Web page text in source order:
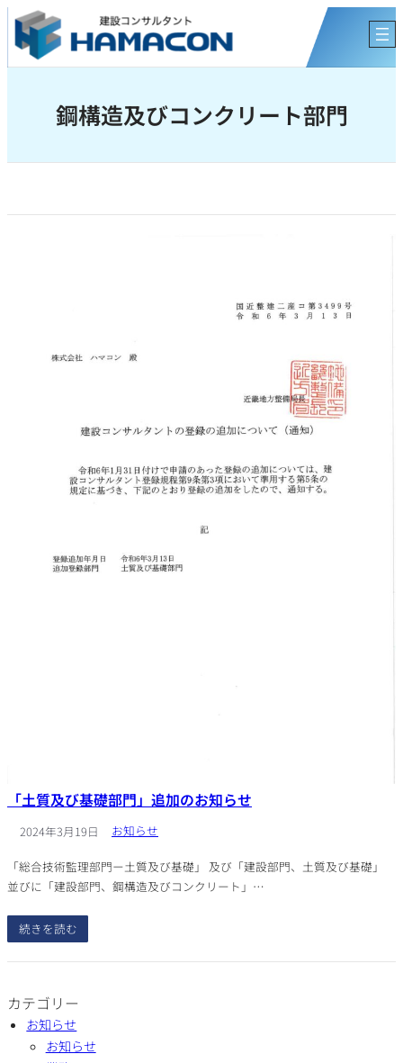
内
鋼構造及びコンクリート部門
「土質及び基礎部門」追加のお知らせ
2024年3月19日 お知らせ
「総合技術監理部門ー土質及び基礎」 及び「建設部門、土質及び基礎」
並びに「建設部門、鋼構造及びコンクリート」…
続きを読む
カテゴリー
お知らせ
お知らせ